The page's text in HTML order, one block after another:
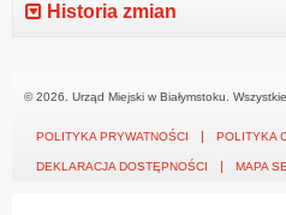
Historia zmian
© 2026. Urząd Miejski w Białymstoku.
POLITYKA PRYWATNOŚCI POLITYKA
DEKLARACJA DOSTĘPNOŚCI MAPA